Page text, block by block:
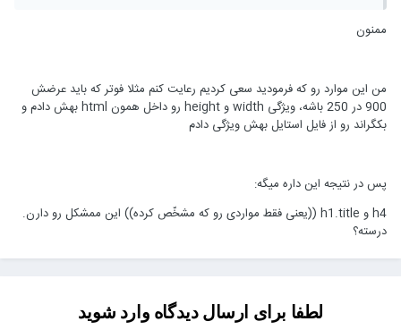
راه حلش هم اینه که برای تصاویر بخش بالای صفحه از لیزی‌لود استفادهممنون
من این موارد رو که فرمودید سعی کردیم رعایت کنم مثلا فوتر که باید عرضش
900 در 250 باشه، ویژگی width و height رو داخل همون html بهش دادم و
بکگراند رو از فایل استایل بهش ویژگی دادم
پس در نتیجه این داره میگه:
h4 و h1.title ((یعنی فقط مواردی رو که مشخّص کرده)) این ممشکل رو دارن.
درسته؟
لطفا برای ارسال دیدگاه وارد شوید